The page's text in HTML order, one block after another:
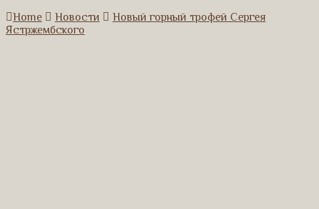
Home
Новости
Новый горный трофей Сергея
Ястржембского